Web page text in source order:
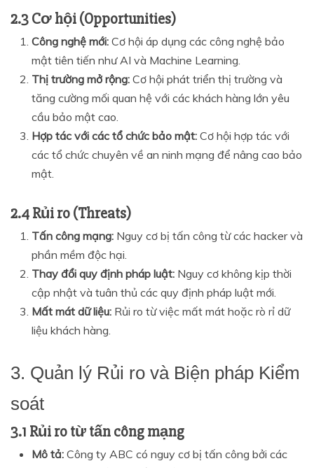
2.3 Cơ hội (Opportunities)
Công nghệ mới: Cơ hội áp dụng các công nghệ bảo
mật tiên tiến như AI và Machine Learning.
Thị trường mở rộng: Cơ hội phát triển thị trường và
tăng cường mối quan hệ với các khách hàng lớn yêu
cầu bảo mật cao.
Hợp tác với các tổ chức bảo mật: Cơ hội hợp tác với
các tổ chức chuyên về an ninh mạng để nâng cao bảo
mật.
2.4 Rủi ro (Threats)
Tấn công mạng: Nguy cơ bị tấn công từ các hacker và
phần mềm độc hại.
Thay đổi quy định pháp luật: Nguy cơ không kịp thời
cập nhật và tuân thủ các quy định pháp luật mới.
Mất mát dữ liệu: Rủi ro từ việc mất mát hoặc rò rỉ dữ
liệu khách hàng.
3. Quản lý Rủi ro và Biện pháp Kiểm
soát
3.1 Rủi ro từ tấn công mạng
Mô tả: Công ty ABC có nguy cơ bị tấn công bởi các